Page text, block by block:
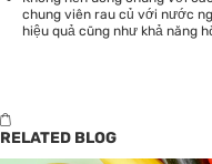
chung viên rau củ với nước
hiệu quả cũng như khả năng
RELATED BLOG